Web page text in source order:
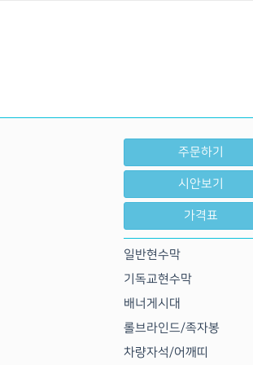
주문하기
시안보기
가격표
일반현수막
기독교현수막
배너게시대
롤브라인드/족자봉
차량자석/어깨띠